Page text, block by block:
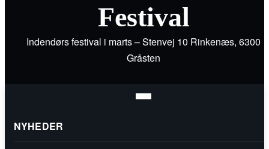
Festival
Indendørs festival i marts – Stenvej 10 Rinkenæs, 6300
Gråsten
NYHEDER